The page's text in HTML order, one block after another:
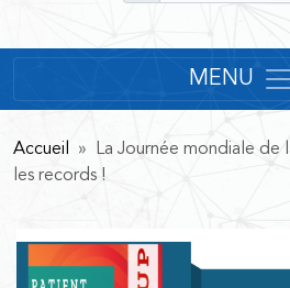
MENU
Accueil
» La Journée mondiale de
les records !